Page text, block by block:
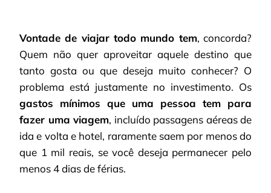
Vontade de viajar todo mundo tem, concorda?
Quem não quer aproveitar aquele destino que
tanto gosta ou que deseja muito conhecer? O
problema está justamente no investimento. Os
gastos mínimos que uma pessoa tem para
fazer uma viagem, incluído passagens aéreas de
ida e volta e hotel, raramente saem por menos do
que 1 mil reais, se você deseja permanecer pelo
menos 4 dias de férias.